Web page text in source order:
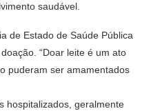
saudável.
de Estado de Saúde Pública
“Doar leite é um ato
puderam ser amamentados
hospitalizados, geralmente